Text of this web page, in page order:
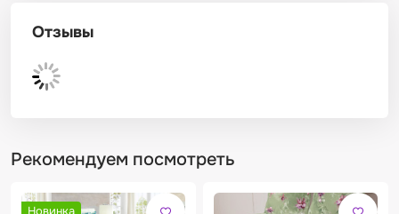
Отзывы
Рекомендуем посмотреть
Новинка